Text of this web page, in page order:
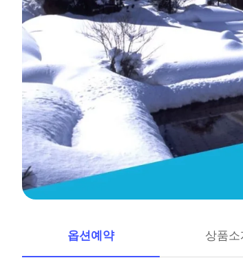
옵션예약 상품소